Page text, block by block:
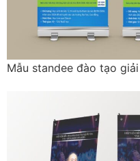
Mẫu standee đào tạo